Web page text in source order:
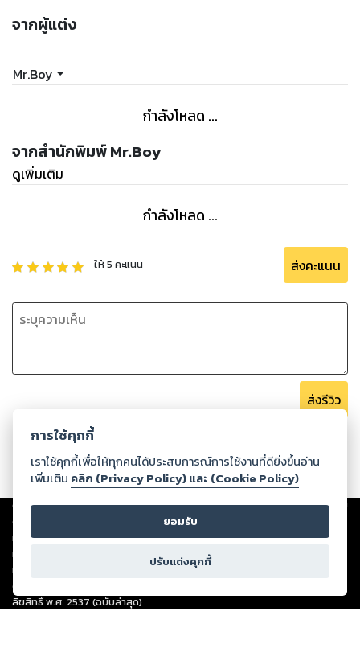
จากผู้แต่ง
Mr.Boy
กำลังโหลด ...
จากสำนักพิมพ์ Mr.Boy
ดูเพิ่มเติม
กำลังโหลด ...
ให้5 คะแนน ส่งคะแนน
ส่งรีวิว
Copyright ©2026Storylog Co., Ltd. - สตอรี่ล็อกขอสงวนสิทธิ์ไม่รับผิดชอบ
ต่อผลงานหรือเนื้อหาใดที่อัปโหลดผ่านเว็บไซต์และปรากฏว่าละเมิดสิทธิใน
ทรัพย์สินทางปัญญาของบุคคลอื่นหรือขัดต่อกฎหมายและศีลธรรม ดังนั้น ผู้อ่าน
ทุกท่านโปรดใช้วิจารณญาณในการกลั่นกรองด้วยตนเอง และหากท่านพบว่าส่วน
หนึ่งส่วนใดขัดต่อกฎหมายและศีลธรรม กรุณาแจ้งมายังบริษัท เพื่อทีมงานจะได้
ดำเนินการในทันที ทั้งนี้ ทางสตอรี่ล็อกขอสงวนลิขสิทธิ์ตามพระราชบัญญัติ
ลิขสิทธิ์ พ.ศ. 2537 (ฉบับล่าสุด)
การใช้คุกกี้
เราใช้คุกกี้เพื่อให้ทุกคนได้ประสบการณ์การใช้งานที่ดียิ่งขึ้นอ่าน
เพิ่มเติม คลิก (Privacy Policy) และ (Cookie Policy)
ยอมรับ
ปรับแต่งคุกกี้